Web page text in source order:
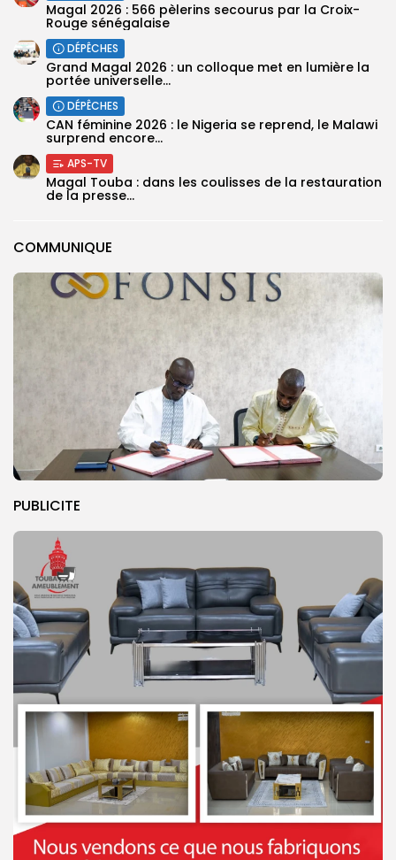
COMMUNIQUE
PUBLICITE
Magal 2026 : 566 pèlerins secourus par la Croix-
Rouge sénégalaise
DÉPÊCHES
Grand Magal 2026 : un colloque met en lumière la
portée universelle...
DÉPÊCHES
‎CAN féminine 2026 : le Nigeria se reprend, le Malawi
surprend encore...
APS-TV
Magal Touba : dans les coulisses de la restauration
de la presse...